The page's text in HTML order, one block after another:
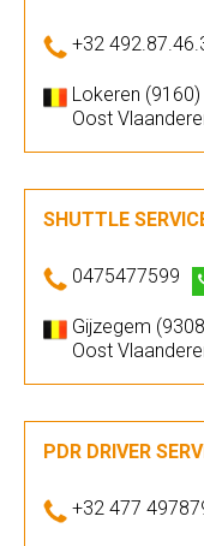
+32
Lokeren (9160)
Oost
SHUTTLE
0475477599
Gijzegem
Oost
PDR DRIVER
+32 477